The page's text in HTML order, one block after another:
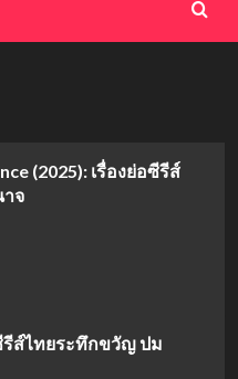
(2025): เรื่องย่อซีรีส์
จ
รีส์ไทยระทึกขวัญ ปม